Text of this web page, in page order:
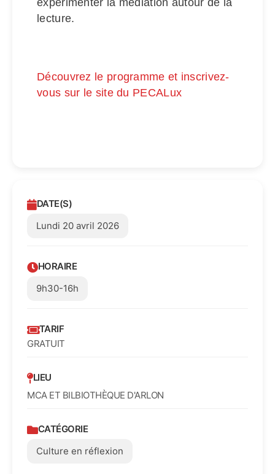
expérimenter la médiation autour de la
lecture.
Découvrez le programme et inscrivez-
vous sur le site du PECALux
DATE(S)
Lundi 20 avril 2026
HORAIRE
9h30-16h
TARIF
GRATUIT
LIEU
MCA ET BILBIOTHÈQUE D'ARLON
CATÉGORIE
Culture en réflexion